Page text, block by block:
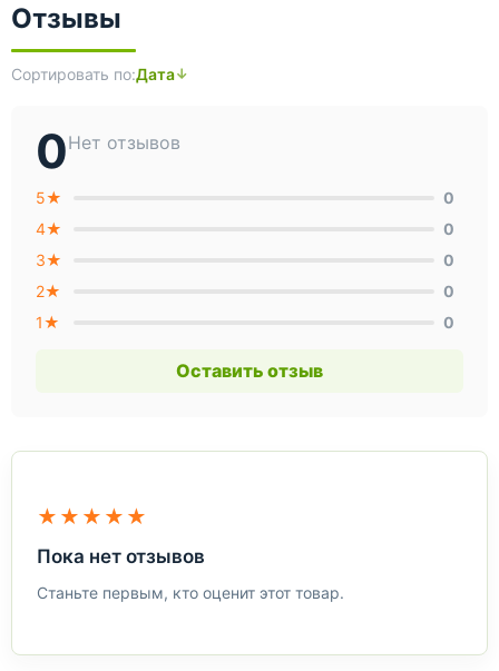
Отзывы
Сортировать по:Дата
0Нет отзывов
5★
0
4★
0
3★
0
2★
0
1★
0
Оставить отзыв
★★★★★
Пока нет отзывов
Станьте первым, кто оценит этот товар.